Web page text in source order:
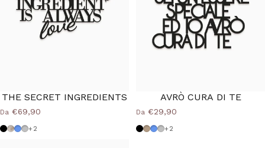
THE SECRET INGREDIENTS
Da €69,90
Nero
Shabby
Azzurro Polvere
Grigio Medio
+2
AVRÒ CURA DI TE
Da €29,90
Nero
Tortora
Azzurro Polvere
Grigio Medio
+2